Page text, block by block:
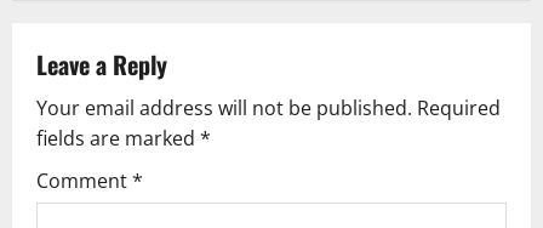
v
i
g
Leave a Reply
Your email address will not be published. Required
fields are marked *
Comment*